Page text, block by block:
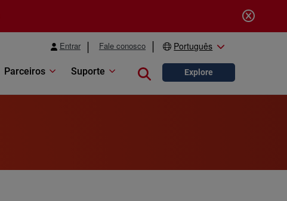
Entrar Fale conosco Português
Parceiros Suporte Close search
Explore